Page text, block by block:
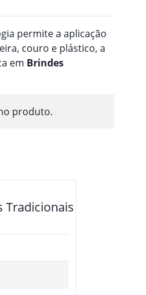
permite a aplicação
couro e plástico, a
em Brindes
produto.
Tradicionais